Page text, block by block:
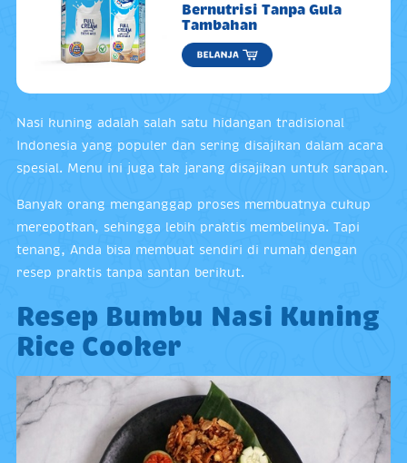
Bernutrisi Tanpa Gula
Tambahan
Nasi kuning adalah salah satu hidangan tradisional
Indonesia yang populer dan sering disajikan dalam acara
spesial. Menu ini juga tak jarang disajikan untuk sarapan.
Banyak orang menganggap proses membuatnya cukup
merepotkan, sehingga lebih praktis membelinya. Tapi
tenang, Anda bisa membuat sendiri di rumah dengan
resep praktis tanpa santan berikut.
Resep Bumbu Nasi Kuning
Rice Cooker